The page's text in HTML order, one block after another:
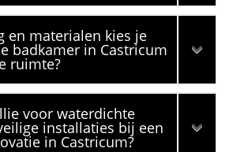
en materialen kies je
badkamer in Castricum
ruimte?
voor waterdichte
installaties bij een
in Castricum?